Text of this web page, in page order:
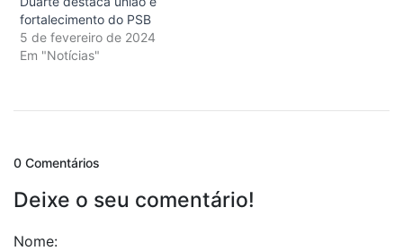
fortalecimento do PSB
5 de fevereiro de 2024
Em "Notícias"
0 Comentários
Deixe o seu comentário!
Nome: